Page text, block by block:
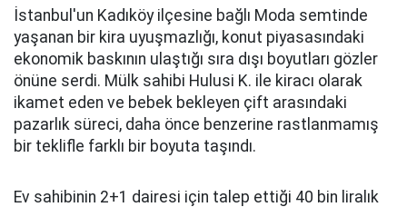
İstanbul'un Kadıköy ilçesine bağlı Moda semtinde
yaşanan bir kira uyuşmazlığı, konut piyasasındaki
ekonomik baskının ulaştığı sıra dışı boyutları gözler
önüne serdi. Mülk sahibi Hulusi K. ile kiracı olarak
ikamet eden ve bebek bekleyen çift arasındaki
pazarlık süreci, daha önce benzerine rastlanmamış
bir teklifle farklı bir boyuta taşındı.
Ev sahibinin 2+1 dairesi için talep ettiği 40 bin liralık